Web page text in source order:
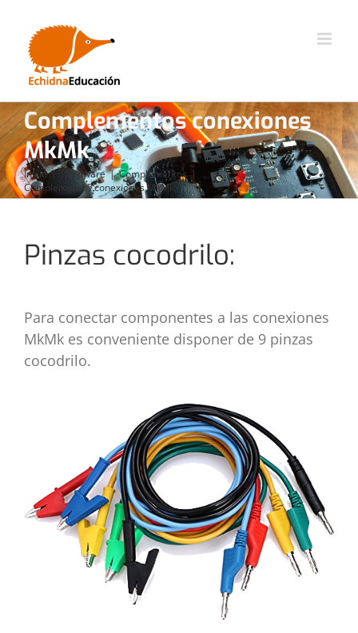
contenido
Complementos conexiones
MkMk
Inicio Hardware
Complementos
Complementos conexiones MkMk
Pinzas cocodrilo:
Para conectar componentes a las conexiones
MkMk es conveniente disponer de 9 pinzas
cocodrilo.